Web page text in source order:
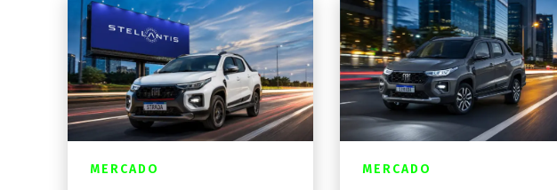
MERCADO MERCADO